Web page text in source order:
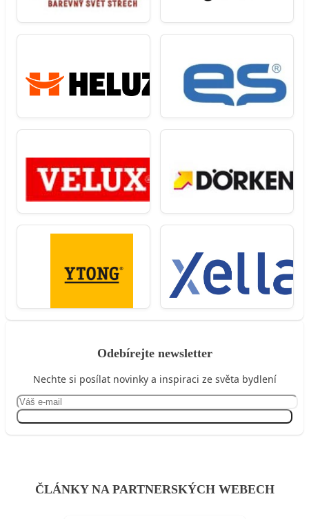
Odebírejte newsletter
Nechte si posílat novinky a inspiraci ze světa bydlení
ČLÁNKY NA PARTNERSKÝCH WEBECH